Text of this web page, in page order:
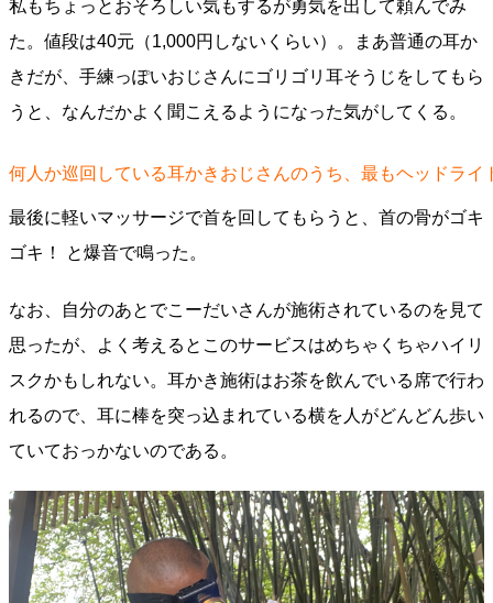
私もちょっとおそろしい気もするが勇気を出して頼んでみ
た。値段は40元（1,000円しないくらい）。まあ普通の耳か
きだが、手練っぽいおじさんにゴリゴリ耳そうじをしてもら
うと、なんだかよく聞こえるようになった気がしてくる。
何人か巡回している耳かきおじさんのうち、最もヘッドラ
最後に軽いマッサージで首を回してもらうと、首の骨がゴキ
ゴキ！ と爆音で鳴った。
なお、自分のあとでこーだいさんが施術されているのを見て
思ったが、よく考えるとこのサービスはめちゃくちゃハイリ
スクかもしれない。耳かき施術はお茶を飲んでいる席で行わ
れるので、耳に棒を突っ込まれている横を人がどんどん歩い
ていておっかないのである。